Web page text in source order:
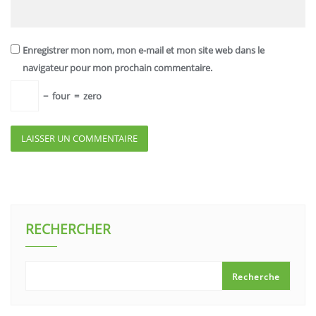
Enregistrer mon nom, mon e-mail et mon site web dans le
navigateur pour mon prochain commentaire.
− four = zero
RECHERCHER
Recherche